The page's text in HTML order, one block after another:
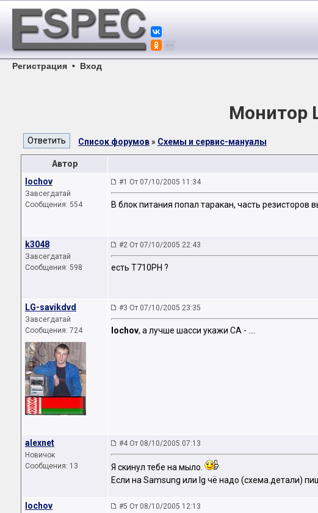
Регистрация • Вход
Монитор
Список форумов » Схемы и сервис-мануалы
Автор
lochov
Завсегдатай
Сообщения: 554
#1 От 07/10/2005 11:34
В блок питания попал таракан, часть резисторов
k3048
Завсегдатай
Сообщения: 598
#2 От 07/10/2005 22:43
есть T710PH ?
LG-savikdvd
Завсегдатай
Сообщения: 724
#3 От 07/10/2005 23:35
lochov, а лучше шасси укажи СА - ....
alexnet
Новичок
Сообщения: 13
#4 От 08/10/2005 07:13
Я скинул тебе на мыло.
Если на Samsung или lg чё надо (схема.детали)
lochov #5 От 08/10/2005 12:13